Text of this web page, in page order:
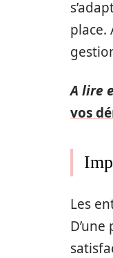
place.
A lire
vos
Les